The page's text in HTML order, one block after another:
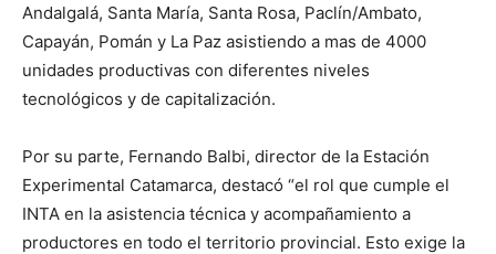
Andalgalá, Santa María, Santa Rosa, Paclín/Ambato,
Capayán, Pomán y La Paz asistiendo a mas de 4000
unidades productivas con diferentes niveles
tecnológicos y de capitalización.
Por su parte, Fernando Balbi, director de la Estación
Experimental Catamarca, destacó “el rol que cumple el
INTA en la asistencia técnica y acompañamiento a
productores en todo el territorio provincial. Esto exige la